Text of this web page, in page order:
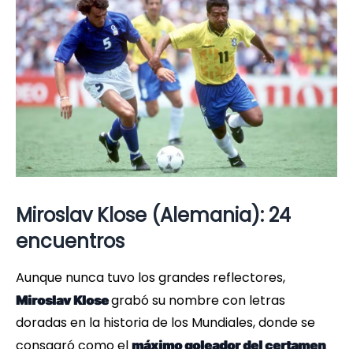
Miroslav Klose (Alemania): 24
encuentros
Aunque nunca tuvo los grandes reflectores,
Miroslav Klosegrabó su nombre con letras
doradas en la historia de los Mundiales, donde se
máximo goleador del certamen